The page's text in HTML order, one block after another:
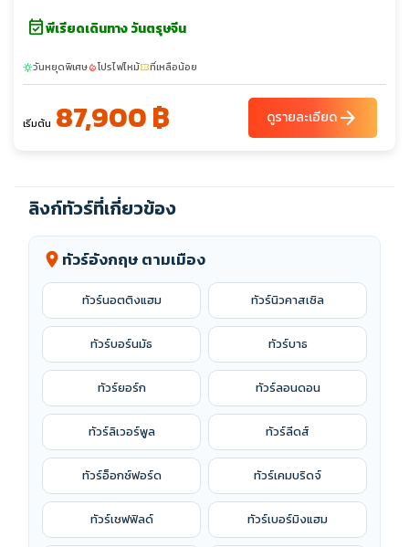
event_availableพีเรียดเดินทาง วันตรุษจีน
sunnyวันหยุดพิเศษlocal_fire_departmentโปรไฟไหม้confirmation_numberที่เหลือน้อย
เริ่มต้น 87,900 ฿ ดูรายละเอียดarrow_forward
ลิงก์ทัวร์ที่เกี่ยวข้อง
location_on ทัวร์อังกฤษ ตามเมือง
ทัวร์นอตติงแฮม ทัวร์นิวคาสเซิล
ทัวร์บอร์นมัธ ทัวร์บาธ
ทัวร์ยอร์ก ทัวร์ลอนดอน
ทัวร์ลิเวอร์พูล ทัวร์ลีดส์
ทัวร์อ็อกซ์ฟอร์ด ทัวร์เคมบริดจ์
ทัวร์เชฟฟิลด์ ทัวร์เบอร์มิงแฮม